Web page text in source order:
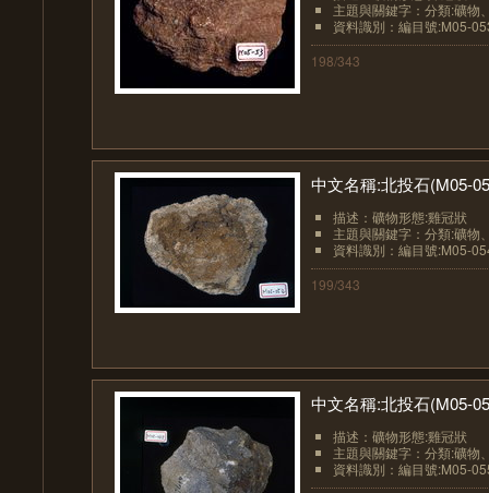
主題與關鍵字：分類:礦物
資料識別：編目號:M05-
198/343
中文名稱:北投石(M05-
描述：礦物形態:雞冠狀
主題與關鍵字：分類:礦物
資料識別：編目號:M05-
199/343
中文名稱:北投石(M05-
描述：礦物形態:雞冠狀
主題與關鍵字：分類:礦物
資料識別：編目號:M05-